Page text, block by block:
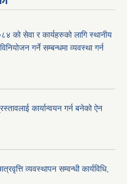
को सेवा र कार्यहरुको लागि स्थानीय
गर्ने सम्बन्धमा व्यवस्था गर्न
कार्यान्वयन गर्न बनेको ऐन
व्यवस्थापन सम्वन्धी कार्यविधि,